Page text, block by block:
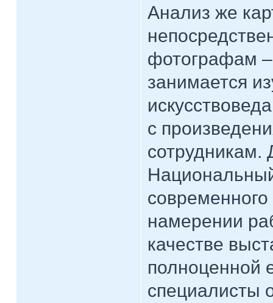
Анализ же
фотографам –
занимается
с
сотрудникам.
современного
намерении
качестве
полноценной
специалисты